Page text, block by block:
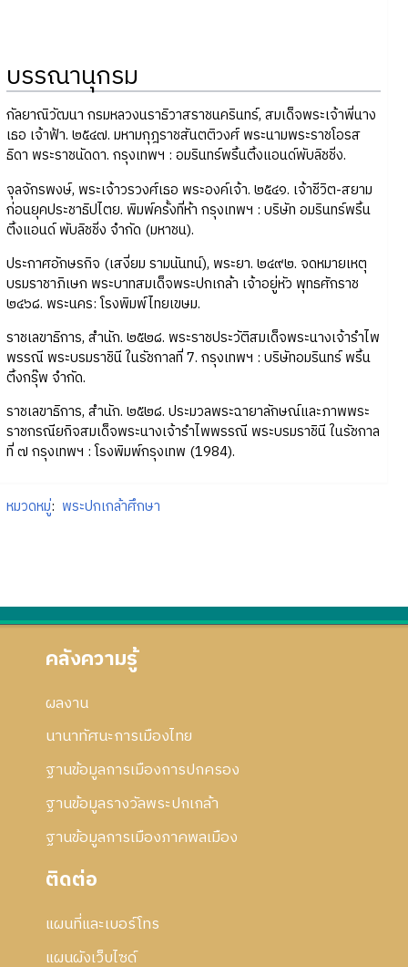
บรรณานุกรม
กัลยาณิวัฒนา กรมหลวงนราธิวาสราชนครินทร์, สมเด็จพระเจ้าพี่นาง
เธอ เจ้าฟ้า. ๒๕๔๗. มหามกุฎราชสันตติวงศ์ พระนามพระราชโอรส
ธิดา พระราชนัดดา. กรุงเทพฯ : อมรินทร์พริ้นติ้งแอนด์พับลิชชิ่ง.
จุลจักรพงษ์, พระเจ้าวรวงศ์เธอ พระองค์เจ้า. ๒๕๔๑. เจ้าชีวิต-สยาม
ก่อนยุคประชาธิปไตย. พิมพ์ครั้งที่ห้า กรุงเทพฯ : บริษัท อมรินทร์พริ้น
ติ้งแอนด์ พับลิชชิ่ง จำกัด (มหาชน).
ประกาศอักษรกิจ (เสงี่ยม รามนันทน์), พระยา. ๒๔๙๒. จดหมายเหตุ
บรมราชาภิเษก พระบาทสมเด็จพระปกเกล้า เจ้าอยู่หัว พุทธศักราช
๒๔๖๘. พระนคร: โรงพิมพ์ไทยเขษม.
ราชเลขาธิการ, สำนัก. ๒๕๒๘. พระราชประวัติสมเด็จพระนางเจ้ารำไพ
พรรณี พระบรมราชินี ในรัชกาลที่ 7. กรุงเทพฯ : บริษัทอมรินทร์ พริ้น
ติ้งกรุ๊พ จำกัด.
ราชเลขาธิการ, สำนัก. ๒๕๒๘. ประมวลพระฉายาลักษณ์และภาพพระ
ราชกรณียกิจสมเด็จพระนางเจ้ารำไพพรรณี พระบรมราชินี ในรัชกาล
ที่ ๗ กรุงเทพฯ : โรงพิมพ์กรุงเทพ (1984).
หมวดหมู่: พระปกเกล้าศึกษา
คลังความรู้
ผลงาน
นานาทัศนะการเมืองไทย
ฐานข้อมูลการเมืองการปกครอง
ฐานข้อมูลรางวัลพระปกเกล้า
ฐานข้อมูลการเมืองภาคพลเมือง
ติดต่อ
แผนที่และเบอร์โทร
แผนผังเว็บไซด์